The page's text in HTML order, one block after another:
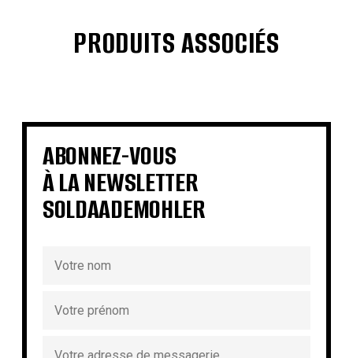
PRODUITS ASSOCIÉS
€ €
€ € €
€
ABONNEZ-VOUS
À LA NEWSLETTER
SOLDAADEMOHLER